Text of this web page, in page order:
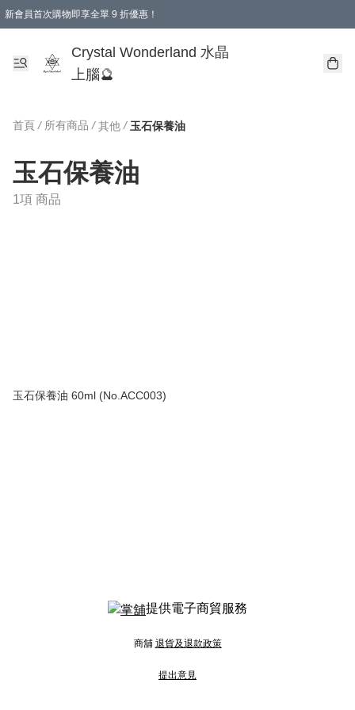
新會員首次購物即享全單 9 折優惠！
Crystal Wonderland 水晶
上腦🔮
首頁 / 所有商品 / 其他 / 玉石保養油
玉石保養油
1項 商品
玉石保養油 60ml (No.ACC003)
提供電子商貿服務
商舖 退貨及退款政策
提出意見